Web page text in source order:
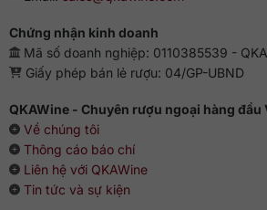
Chứng nhận kinh doanh
Mã số doanh nghiệp: 0110385539 -
Giấy phép bán lẻ rượu: 04/GP-UBND
QKAWine - Chuyên rượu ngoại hàng đầu
Về chúng tôi
Thông cáo báo chí
Liên hệ với QKAWine
Tin tức và sự kiện